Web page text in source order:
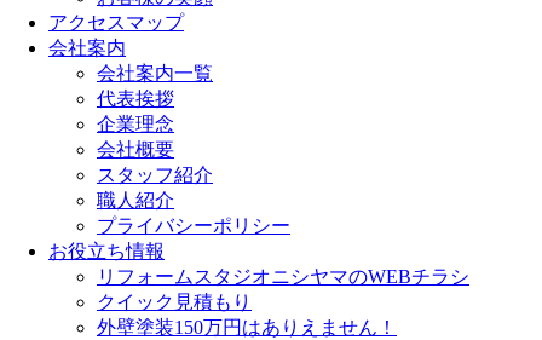
アクセスマップ
会社案内
会社案内一覧
代表挨拶
企業理念
会社概要
スタッフ紹介
職人紹介
プライバシーポリシー
お役立ち情報
リフォームスタジオニシヤマのWEBチラシ
クイック見積もり
外壁塗装150万円はありえません！